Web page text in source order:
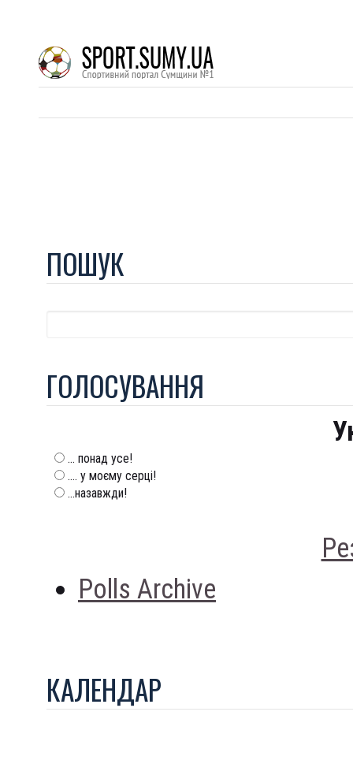
ПОШУК
ГОЛОСУВАННЯ
... понад усе!
.... у моєму серці!
...назавжди!
Polls Archive
КАЛЕНДАР